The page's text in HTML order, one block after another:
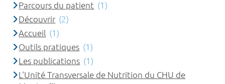
Parcours du patient (1)
Découvrir (2)
Accueil (1)
Outils pratiques (1)
Les publications (1)
L'Unité Transversale de Nutrition du CHU de